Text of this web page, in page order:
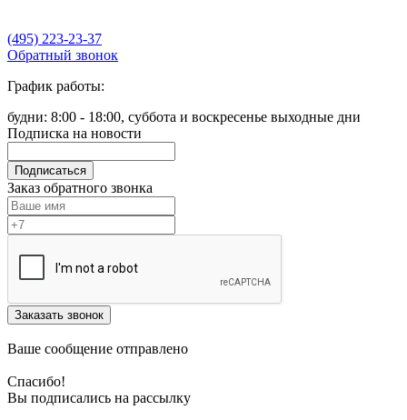
(495) 223-23-37
Обратный звонок
График работы:
будни: 8:00 - 18:00, суббота и воскресенье выходные дни
Подписка на новости
Подписаться
Заказ обратного звонка
Заказать звонок
Ваше сообщение отправлено
Спасибо!
Вы подписались на рассылку